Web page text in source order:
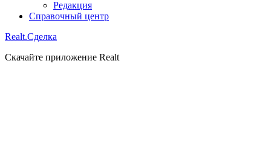
Редакция
Справочный центр
Realt.Сделка
Скачайте приложение Realt